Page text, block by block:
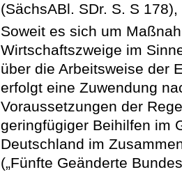
(SächsABl. SDr. S. S
Soweit es sich um
Wirtschaftszweige im
über die Arbeitsweise der
erfolgt eine Zuwendung
Voraussetzungen der
geringfügiger Beihilfen im
Deutschland im
(„Fünfte Geänderte